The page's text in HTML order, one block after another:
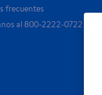
frecuentes
al 800-2222-0722